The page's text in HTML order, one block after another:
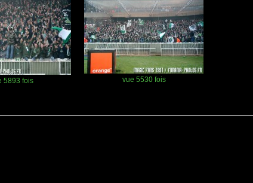
5893 fois vue 5530 fois